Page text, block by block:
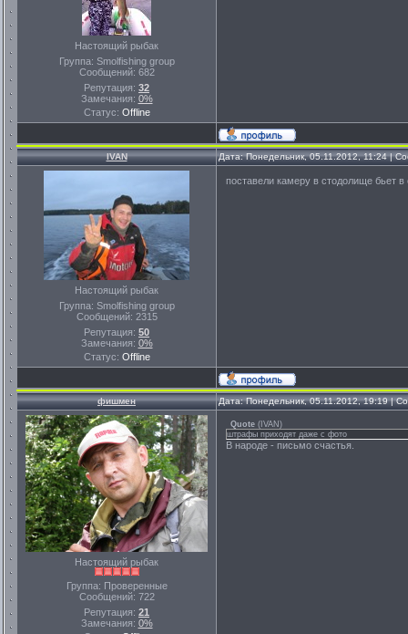
Настоящий рыбак
Группа: Smolfishing group
Сообщений: 682
Репутация: 32
Замечания: 0%
Статус: Offline
IVAN Дата: Понедельник, 05.11.2012, 11:24 |
Настоящий рыбак
Группа: Smolfishing group
Сообщений: 2315
Репутация: 50
Замечания: 0%
Статус: Offline
поставели камеру в стодолище бьет
фишмен Дата: Понедельник, 05.11.2012, 19:19 |
Настоящий рыбак
Группа: Проверенные
Сообщений: 722
Репутация: 21
Замечания: 0%
Quote ( IVAN )
штрафы приходят даже с фото
В народе - письмо счастья.